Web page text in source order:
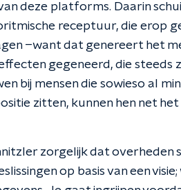
deze platforms. Daarin
receptuur, die erop
–want dat genereert het
gegeneerd, die steeds
bij mensen die sowieso al
zitten, kunnen hen net
zorgelijk dat overheden
op basis van een